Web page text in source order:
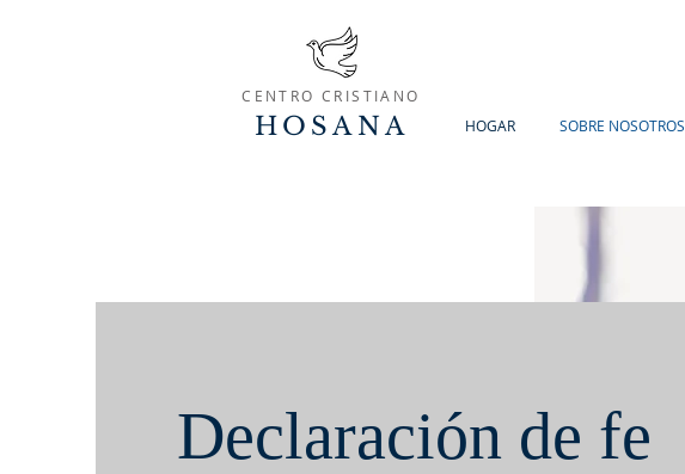
CENTRO CRISTIANO
HOSANA HOGAR SOBRE NOSOTROS
Declaración de fe